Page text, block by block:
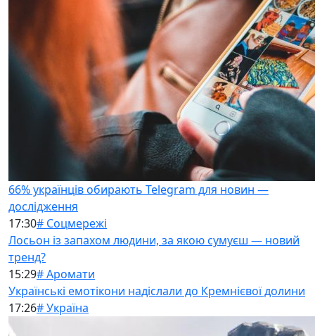
66% українців обирають Telegram для новин —
дослідження
17:30# Соцмережі
Лосьон із запахом людини, за якою сумуєш — новий
тренд?
15:29# Аромати
Українські емотікони надіслали до Кремнієвої долини
17:26# Україна